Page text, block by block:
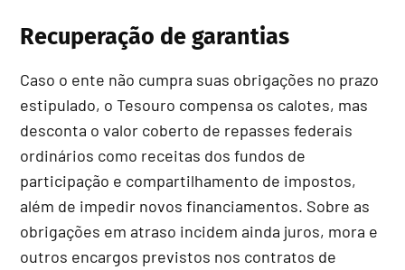
Recuperação de garantias
Caso o ente não cumpra suas obrigações no prazo
estipulado, o Tesouro compensa os calotes, mas
desconta o valor coberto de repasses federais
ordinários como receitas dos fundos de
participação e compartilhamento de impostos,
além de impedir novos financiamentos. Sobre as
obrigações em atraso incidem ainda juros, mora e
outros encargos previstos nos contratos de